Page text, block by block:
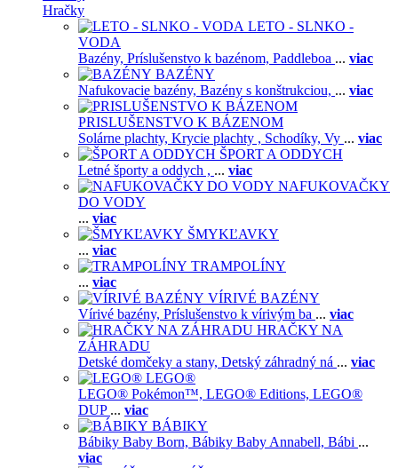
Hračky
LETO - SLNKO -
VODA
Bazény, Príslušenstvo k bazénom, Paddleboa ... viac
BAZÉNY
Nafukovacie bazény, Bazény s konštrukciou, ... viac
PRISLUŠENSTVO K BÁZENOM
Solárne plachty, Krycie plachty , Schodíky, Vy ... viac
ŠPORT A ODDYCH
Letné športy a oddych , ... viac
NAFUKOVAČKY
DO VODY
... viac
ŠMYKĽAVKY
... viac
TRAMPOLÍNY
... viac
VÍRIVÉ BAZÉNY
Vírivé bazény, Príslušenstvo k vírivým ba ... viac
HRAČKY NA
ZÁHRADU
Detské domčeky a stany, Detský záhradný ná ... viac
LEGO®
LEGO® Pokémon™, LEGO® Editions, LEGO®
DUP ... viac
BÁBIKY
Bábiky Baby Born, Bábiky Baby Annabell, Bábi ...
viac